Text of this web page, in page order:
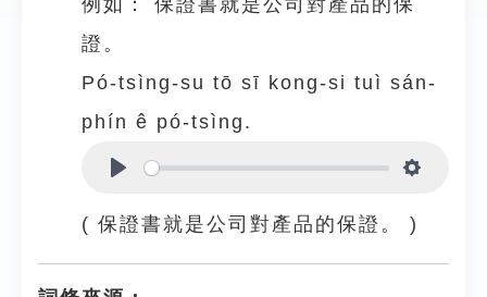
例如：
保證書就是公司對產品的保
證。
Pó-tsìng-su tō sī kong-si tuì sán-
phín ê pó-tsìng.
( 保證書就是公司對產品的保證。 )